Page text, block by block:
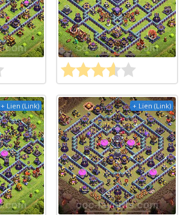
+ Lien (Link) + Lien (Link)